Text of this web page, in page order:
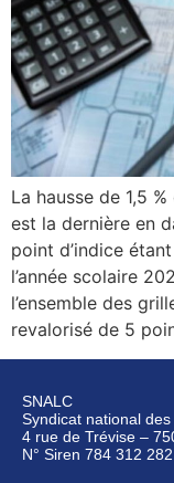
La hausse de 1,5
est la dernière en
point d’indice
l’année scolaire
l’ensemble des
revalorisé de 5
SNALC
Syndicat national
4 rue de Trévise –
N° Siren 784 312 282